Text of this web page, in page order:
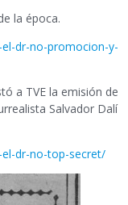
la época.
dr-no-promocion-y-
a TVE la emisión de
Salvador Dalí
dr-no-top-secret/